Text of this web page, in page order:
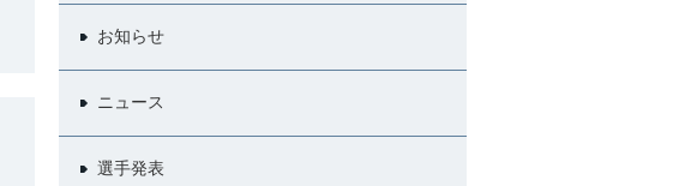
お知らせ
ニュース
選手発表